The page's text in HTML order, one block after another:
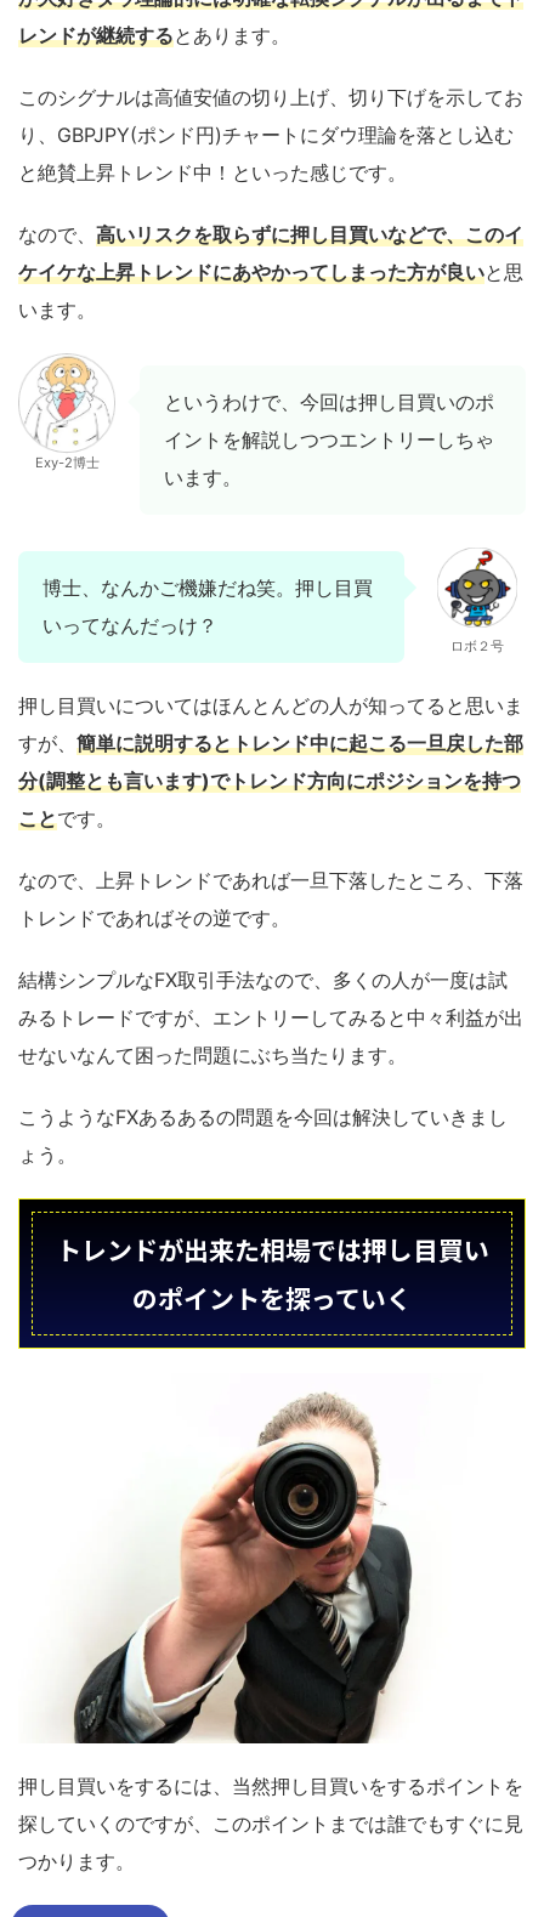
レンドが継続するとあります。
このシグナルは高値安値の切り上げ、切り下げを示してお
り、GBPJPY(ポンド円)チャートにダウ理論を落とし込む
と絶賛上昇トレンド中！といった感じです。
なので、 高いリスクを取らずに押し目買いなどで、このイ
ケイケな上昇トレンドにあやかってしまった方が良いと思
います。
Exy-2博士
というわけで、今回は押し目買いのポ
イントを解説しつつエントリーしちゃ
います。
博士、なんかご機嫌だね笑。押し目買
いってなんだっけ？
ロボ２号
押し目買いについてはほんとんどの人が知ってると思いま
すが、 簡単に説明するとトレンド中に起こる一旦戻した部
分(調整とも言います)でトレンド方向にポジションを持つ
ことです。
なので、上昇トレンドであれば一旦下落したところ、下落
トレンドであればその逆です。
結構シンプルなFX取引手法なので、多くの人が一度は試
みるトレードですが、エントリーしてみると中々利益が出
せないなんて困った問題にぶち当たります。
こうようなFXあるあるの問題を今回は解決していきまし
ょう。
トレンドが出来た相場では押し目買い
のポイントを探っていく
押し目買いをするには、当然押し目買いをするポイントを
探していくのですが、このポイントまでは誰でもすぐに見
つかります。